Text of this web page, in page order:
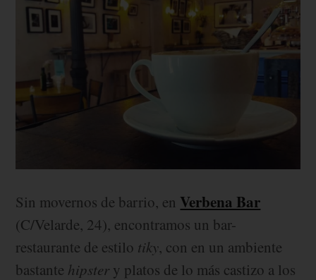
Sin movernos de barrio, en Verbena Bar
(C/Velarde, 24), encontramos un bar-
restaurante de estilo tiky, con en un ambiente
bastante hipster y platos de lo más castizo a los